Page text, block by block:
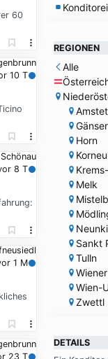
60
10 T
8 T
1 M
23 T
Konditorei
REGIONEN
Alle
Horn
Melk
Sankt
Tulln
Wien-
Zwettl
DETAILS